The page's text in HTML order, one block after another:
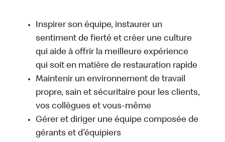
Inspirer son équipe, instaurer un
sentiment de fierté et créer une culture
qui aide à offrir la meilleure expérience
qui soit en matière de restauration rapide
Maintenir un environnement de travail
propre, sain et sécuritaire pour les clients,
vos collègues et vous-même
Gérer et diriger une équipe composée de
gérants et d’équipiers